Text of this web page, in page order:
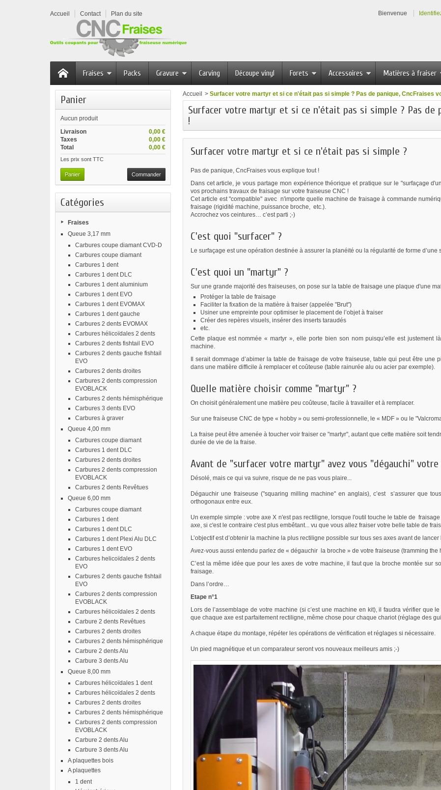
Accueil Contact Plan du site Bienvenue
Fraises Packs Gravure Carving Découpe vinyl Forets Accessoires Matières à fraiser
Panier
Aucun produit
0,00 €
Livraison
0,00 €
Taxes
0,00 €
Total
Les prix sont TTC
Panier Commander
Catégories
Fraises
Queue 3,17 mm
Carbures coupe diamant CVD-D
Carbures coupe diamant
Carbures 1 dent
Carbures 1 dent DLC
Carbures 1 dent aluminium
Carbures 1 dent EVO
Carbures 1 dent EVOMAX
Carbures 1 dent gauche
Carbures 2 dents EVOMAX
Carbures hélicoïdales 2 dents
Carbures 2 dents fishtail EVO
Carbures 2 dents gauche fishtail
EVO
Carbures 2 dents droites
Carbures 2 dents compression
EVOBLACK
Carbures 2 dents hémisphérique
Carbures 3 dents EVO
Carbures à graver
Queue 4,00 mm
Carbures coupe diamant
Carbures 1 dent DLC
Carbures 2 dents droites
Carbures 2 dents compression
EVOBLACK
Carbures 2 dents Revêtues
Queue 6,00 mm
Carbures coupe diamant
Carbures 1 dent
Carbures 1 dent DLC
Carbures 1 dent Plexi Alu DLC
Carbures 1 dent EVO
Carbures helicoïdales 2 dents
EVO
Carbures 2 dents gauche fishtail
EVO
Carbures 2 dents compression
EVOBLACK
Carbures hélicoïdales 2 dents
Carbure 2 dents Revêtues
Carbures 2 dents droites
Carbures 2 dents hémisphérique
Carbure 2 dents Alu
Carbure 3 dents Alu
Queue 8,00 mm
Carbures hélicoïdales 1 dent
Carbures hélicoïdales 2 dents
Carbures 2 dents droites
Carbures 2 dents hémisphérique
Carbures 2 dents compression
EVOBLACK
Carbure 2 dents Alu
Carbure 3 dents Alu
A plaquettes bois
A plaquettes
1 dent
Accueil > Surfacer votre martyr et si ce n'était pas si simple ? Pas de panique, CncFraises
Surfacer votre martyr et si ce n'était pas si simple ? Pas de
!
Surfacer votre martyr et si ce n'était pas si simple ?
Pas de panique, CncFraises vous explique tout !
Dans cet article, je vous partage mon expérience théorique et pratique sur le "surfaçage
vos prochains travaux de fraisage sur votre fraiseuse CNC !
Cet article est "compatible" avec n'importe quelle machine de fraisage à commande
fraisage (rigidité machine, puissance broche, etc.).
Accrochez vos ceintures… c’est parti ;-)
C'est quoi "surfacer" ?
Le surfaçage est une opération destinée à assurer la planéité ou la régularité de forme d’une
C'est quoi un "martyr" ?
Sur une grande majorité des fraiseuses, on pose sur la table de fraisage une plaque d'une
Protéger la table de fraisage
Faciliter la fixation de la matière à fraiser (appelée "Brut")
Usiner une empreinte pour optimiser le placement de l’objet à fraiser
Créer des repères visuels, insérer des inserts taraudés
etc.
Cette plaque est nommée « martyr », elle porte bien son nom puisqu’elle est
machine.
Il serait dommage d’abimer la table de fraisage de votre fraiseuse, table qui peut être
dans une matière difficile à remplacer et coûteuse (table rainurée alu ou acier par exemple).
Quelle matière choisir comme "martyr" ?
On choisit généralement une matière peu coûteuse, facile à travailler et à remplacer.
Sur une fraiseuse CNC de type « hobby » ou semi-professionnelle, le « MDF » ou le
La fraise peut être amenée à toucher voir fraiser ce "martyr", autant que cette matière soit
durée de vie de la fraise.
Avant de "surfacer votre martyr" avez vous "dégauchi" votre
Désolé, mais ce qui va suivre, risque de ne pas vous plaire...
Dégauchir une fraiseuse ("squaring milling machine" en anglais), c’est s’assurer que
orthogonaux entre eux.
Un exemple simple : votre axe X n'est pas rectiligne, lorsque l'outil touche le table de
axe, si c'est le contraire c'est plus embêtant... vu que vous allez fraiser votre belle table de
L’objectif est d’obtenir la machine la plus rectiligne possible sur tous ses axes avant de
Avez-vous aussi entendu parlez de « dégauchir la broche » de votre fraiseuse (tramming the
C’est la même idée que pour les axes de votre machine, il faut que la broche montée sur
fraisage.
Dans l’ordre…
Etape n°1
Lors de l’assemblage de votre machine (si c’est une machine en kit), il faudra vérifier que
que chaque axe est parfaitement rectiligne, même chose pour chaque chariot (réglage des
A chaque étape du montage, répéter les opérations de vérification et réglages si nécessaire.
Un pied magnétique et un comparateur seront vos nouveaux meilleurs amis ;-)